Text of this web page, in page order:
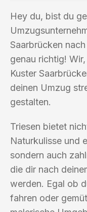
Hey du, bist du
Saarbrücken
genau richtig!
Kuster
deinen Umzug
gestalten.
Triesen bietet
Naturkulisse und
sondern auch
die dir nach
werden. Egal ob
fahren oder